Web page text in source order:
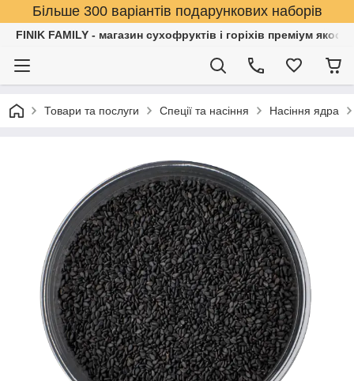
Більше 300 варіантів подарункових наборів
FINIK FAMILY - магазин сухофруктів і горіхів преміум якості
Товари та послуги Спеції та насіння Насіння ядра